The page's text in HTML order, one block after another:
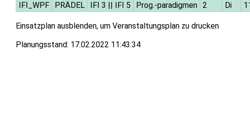
IFI_WPF
PRÄDEL IFI 3 || IFI 5 Prog.-paradigmen 2 Di
Einsatzplan ausblenden, um Veranstaltungsplan zu drucken
Planungsstand: 17.02.2022 11:43:34